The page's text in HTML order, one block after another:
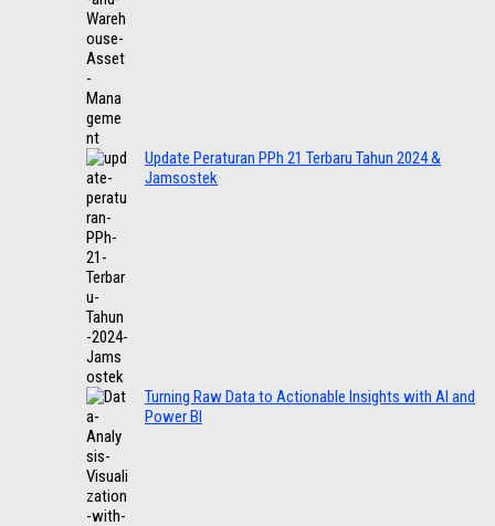
Update Peraturan PPh 21 Terbaru Tahun 2024 &
Jamsostek
Turning Raw Data to Actionable Insights with AI and
Power BI